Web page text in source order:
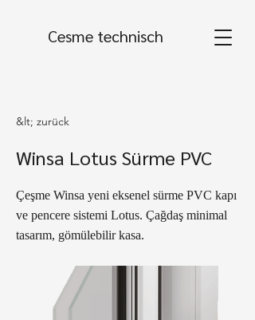
Cesme technisch
&lt; zurück
Winsa Lotus Sürme PVC
Çeşme Winsa yeni eksenel sürme PVC kapı
ve pencere sistemi Lotus. Çağdaş minimal
tasarım, gömülebilir kasa.